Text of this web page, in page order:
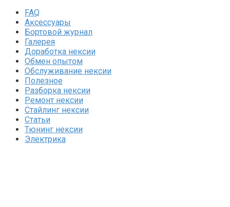
FAQ
Аксессуары
Бортовой журнал
Галерея
Доработка нексии
Обмен опытом
Обслуживание нексии
Полезное
Разборка нексии
Ремонт нексии
Стайлинг нексии
Статьи
Тюнинг нексии
Электрика